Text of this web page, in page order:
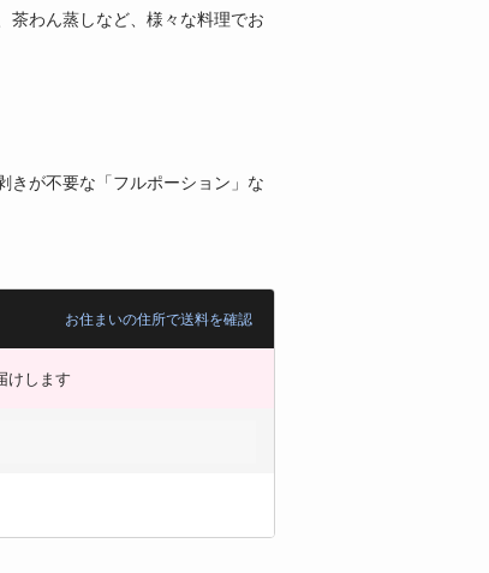
茶わん蒸しなど、様々な料理でお
きが不要な「フルポーション」な
お住まいの住所で送料を確認
けします